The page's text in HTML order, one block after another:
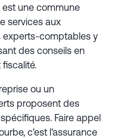
est une commune
services aux
experts-comptables y
des conseils en
ou un
proposent des
Faire appel
c'est l'assurance